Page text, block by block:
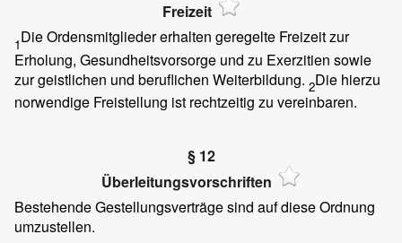
Freizeit
1Die Ordensmitglieder erhalten geregelte Freizeit zur
Erholung, Gesundheitsvorsorge und zu Exerzitien sowie
zur geistlichen und beruflichen Weiterbildung. 2Die hierzu
norwendige Freistellung ist rechtzeitig zu vereinbaren.
§ 12
Überleitungsvorschriften
Bestehende Gestellungsverträge sind auf diese Ordnung
umzustellen.